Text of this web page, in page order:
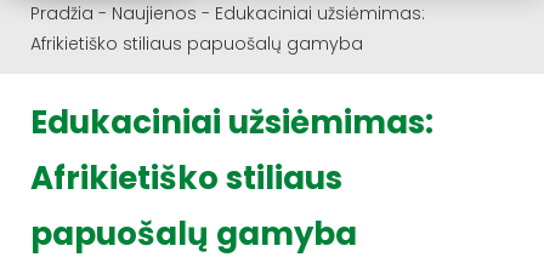
Pradžia - Naujienos - Edukaciniai užsiėmimas:
Afrikietiško stiliaus papuošalų gamyba
Edukaciniai užsiėmimas:
Afrikietiško stiliaus
papuošalų gamyba